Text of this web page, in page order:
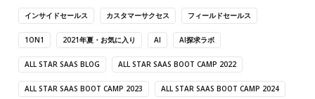
インサイドセールス カスタマーサクセス フィールドセールス
1ON1 2021年夏・お気に入り AI AI探求ラボ
ALL STAR SAAS BLOG ALL STAR SAAS BOOT CAMP 2022
ALL STAR SAAS BOOT CAMP 2023 ALL STAR SAAS BOOT CAMP 2024